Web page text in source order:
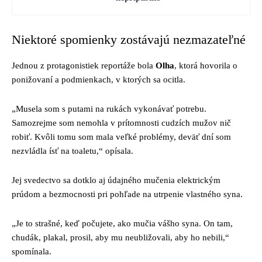
Niektoré spomienky zostávajú nezmazateľné
Jednou z protagonistiek reportáže bola Olha, ktorá hovorila o
ponižovaní a podmienkach, v ktorých sa ocitla.
„Musela som s putami na rukách vykonávať potrebu.
Samozrejme som nemohla v prítomnosti cudzích mužov nič
robiť. Kvôli tomu som mala veľké problémy, deväť dní som
nezvládla ísť na toaletu,“ opísala.
Jej svedectvo sa dotklo aj údajného mučenia elektrickým
prúdom a bezmocnosti pri pohľade na utrpenie vlastného syna.
„Je to strašné, keď počujete, ako mučia vášho syna. On tam,
chudák, plakal, prosil, aby mu neubližovali, aby ho nebili,“
spomínala.